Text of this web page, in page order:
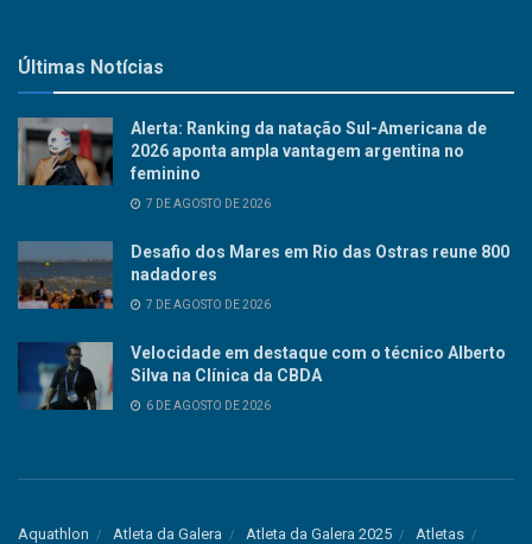
Últimas Notícias
Alerta: Ranking da natação Sul-Americana de
2026 aponta ampla vantagem argentina no
feminino
7 DE AGOSTO DE 2026
Desafio dos Mares em Rio das Ostras reune 800
nadadores
7 DE AGOSTO DE 2026
Velocidade em destaque com o técnico Alberto
Silva na Clínica da CBDA
6 DE AGOSTO DE 2026
Aquathlon Atleta da Galera Atleta da Galera 2025
Atletas